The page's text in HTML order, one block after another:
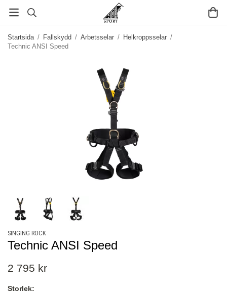
Startsida / Fallskydd / Arbetsselar / Helkroppsselar /
Technic ANSI Speed
SINGING ROCK
Technic ANSI Speed
2 795 kr
Storlek: